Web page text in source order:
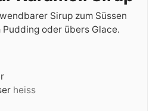
Sirup zum Süssen
oder übers Glace.
heiss